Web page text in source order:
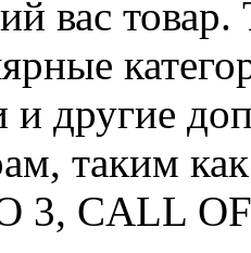
вас
и другие
таким
3, CALL